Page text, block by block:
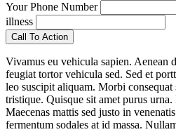
Your Phone Number
illness
Call To Action
Vivamus eu vehicula sapien. Aenean
feugiat tortor vehicula sed. Sed et
leo suscipit aliquam. Morbi consequat
tristique. Quisque sit amet purus urna.
Maecenas mattis sed justo in
fermentum sodales at id massa.